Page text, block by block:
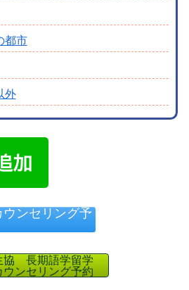
都市
外
ンセリング予
協 長期語学留学
ウンセリング予約